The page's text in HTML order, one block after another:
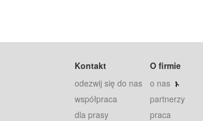
Kontakt
odezwij się do nas
współpraca
dla prasy
O firmie
o nas
partnerzy
praca